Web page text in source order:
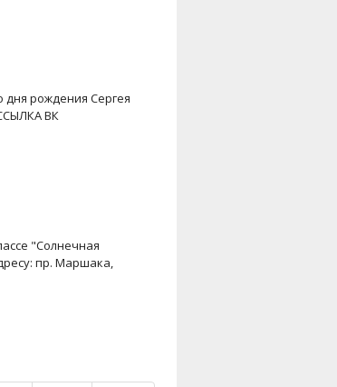
дня рождения Сергея
ВК
"Солнечная
пр. Маршака,